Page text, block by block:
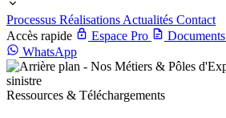
Processus Réalisations Actualités Contact
Accès rapide
Espace Pro Documents
WhatsApp
Ressources & Téléchargements